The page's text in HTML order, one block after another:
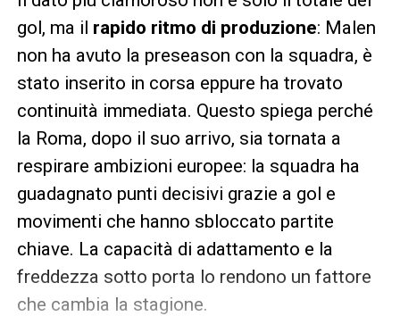
gol, ma il rapido ritmo di produzione: Malen
non ha avuto la preseason con la squadra, è
stato inserito in corsa eppure ha trovato
continuità immediata. Questo spiega perché
la Roma, dopo il suo arrivo, sia tornata a
respirare ambizioni europee: la squadra ha
guadagnato punti decisivi grazie a gol e
movimenti che hanno sbloccato partite
chiave. La capacità di adattamento e la
freddezza sotto porta lo rendono un fattore
che cambia la stagione.